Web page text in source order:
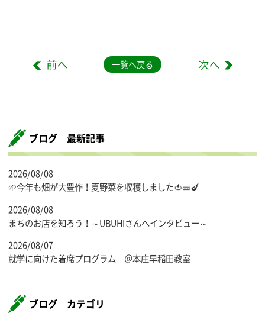
一覧へ戻る
ブログ 最新記事
2026/08/08
🌱今年も畑が大豊作！夏野菜を収穫しました🍅🥒🍆
2026/08/08
まちのお店を知ろう！～UBUHIさんへインタビュー～
2026/08/07
就学に向けた着席プログラム ＠本庄早稲田教室
ブログ カテゴリ